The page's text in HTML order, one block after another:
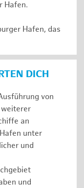
Hafen.
Hafen, das
DICH
von
weiterer
an
unter
und
und